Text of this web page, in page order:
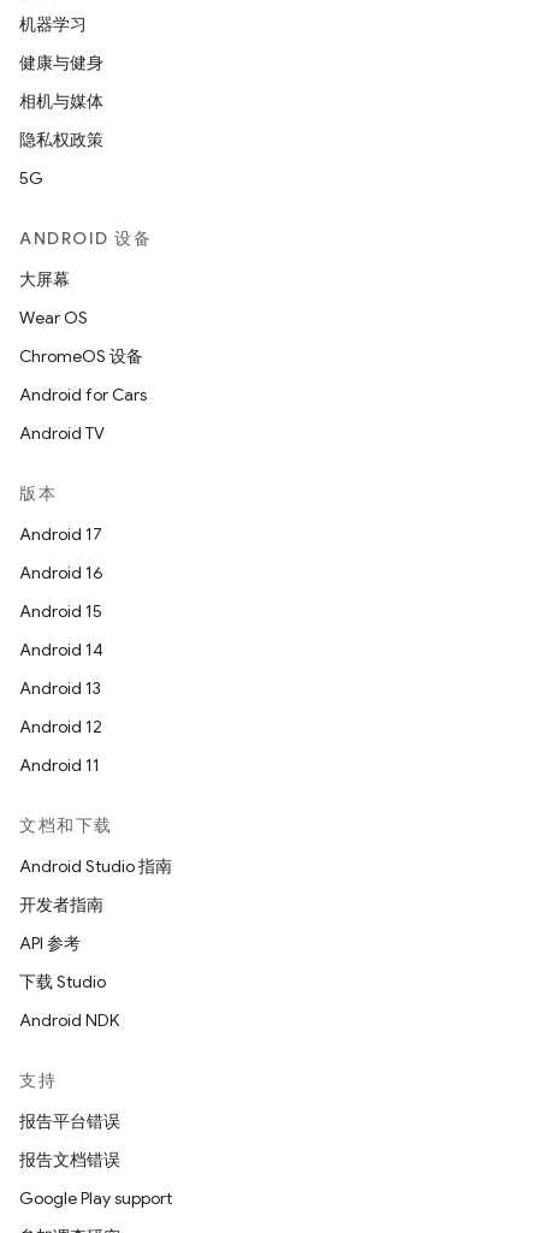
机器学习
健康与健身
相机与媒体
隐私权政策
5G
ANDROID 设备
大屏幕
Wear OS
ChromeOS 设备
Android for Cars
Android TV
版本
Android 17
Android 16
Android 15
Android 14
Android 13
Android 12
Android 11
文档和下载
Android Studio 指南
开发者指南
API 参考
下载 Studio
Android NDK
支持
报告平台错误
报告文档错误
Google Play support